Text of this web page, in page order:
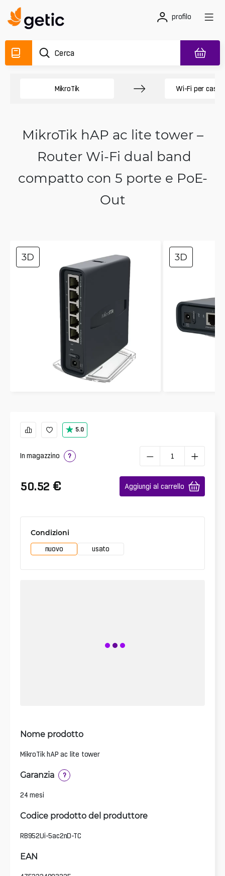
profilo
MikroTik Wi-Fi per casa
MikroTik hAP ac lite tower –
Router Wi‑Fi dual band
compatto con 5 porte e PoE-
Out
3D 3D
5.0
In magazzino ?
50.52 € Aggiungi al carrello
Condizioni
nuovo usato
Nome prodotto
MikroTik hAP ac lite tower
Garanzia ?
24 mesi
Codice prodotto del produttore
RB952Ui-5ac2nD-TC
EAN